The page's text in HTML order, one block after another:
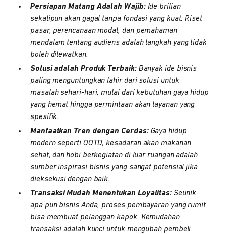
Persiapan Matang Adalah Wajib:Ide brilian
sekalipun akan gagal tanpa fondasi yang kuat. Riset
pasar, perencanaan modal, dan pemahaman
mendalam tentang audiens adalah langkah yang tidak
boleh dilewatkan.
Solusi adalah Produk Terbaik:Banyak ide bisnis
paling menguntungkan lahir dari solusi untuk
masalah sehari-hari, mulai dari kebutuhan gaya hidup
yang hemat hingga permintaan akan layanan yang
spesifik.
Manfaatkan Tren dengan Cerdas:Gaya hidup
modern seperti OOTD, kesadaran akan makanan
sehat, dan hobi berkegiatan di luar ruangan adalah
sumber inspirasi bisnis yang sangat potensial jika
dieksekusi dengan baik.
Transaksi Mudah Menentukan Loyalitas: Seunik
apa pun bisnis Anda, proses pembayaran yang rumit
bisa membuat pelanggan kapok. Kemudahan
transaksi adalah kunci untuk mengubah pembeli